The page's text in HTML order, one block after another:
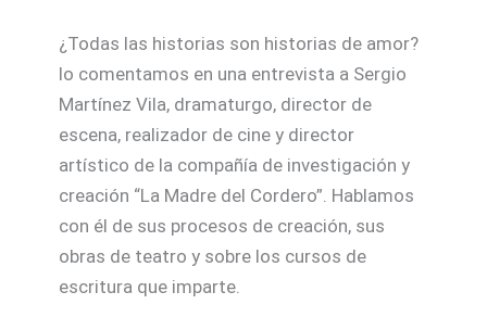
¿Todas las historias son historias de amor?
lo comentamos en una entrevista a Sergio
Martínez Vila, dramaturgo, director de
escena, realizador de cine y director
artístico de la compañía de investigación y
creación “La Madre del Cordero”. Hablamos
con él de sus procesos de creación, sus
obras de teatro y sobre los cursos de
escritura que imparte.